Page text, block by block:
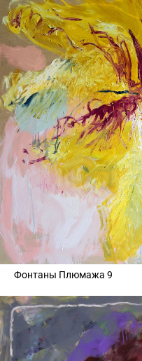
Фонтаны Плюмажа 9